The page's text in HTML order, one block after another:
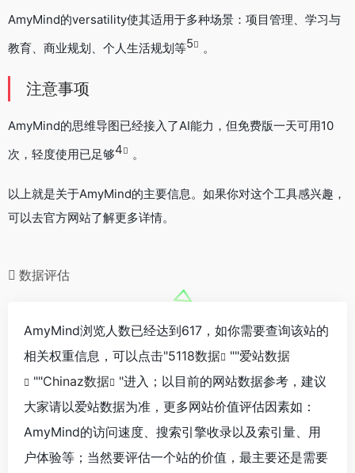
AmyMind的versatility使其适用于多种场景：项目管理、学习与
教育、商业规划、个人生活规划等5 。
注意事项
AmyMind的思维导图已经接入了AI能力，但免费版一天可用10
次，轻度使用已足够4 。
以上就是关于AmyMind的主要信息。如果你对这个工具感兴趣，
可以去官方网站了解更多详情。
数据评估
AmyMind浏览人数已经达到617，如你需要查询该站的
相关权重信息，可以点击"5118数据 ""爱站数据
""Chinaz数据
"进入；以目前的网站数据参考，建议
大家请以爱站数据为准，更多网站价值评估因素如：
AmyMind的访问速度、搜索引擎收录以及索引量、用
户体验等；当然要评估一个站的价值，最主要还是需要